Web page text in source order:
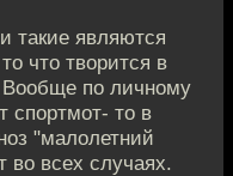
такие являются
что творится в
по личному
спортмот- то в
"малолетний
во всех случаях.